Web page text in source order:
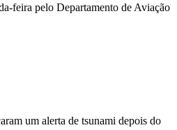
feira pelo Departamento de Aviação
um alerta de tsunami depois do